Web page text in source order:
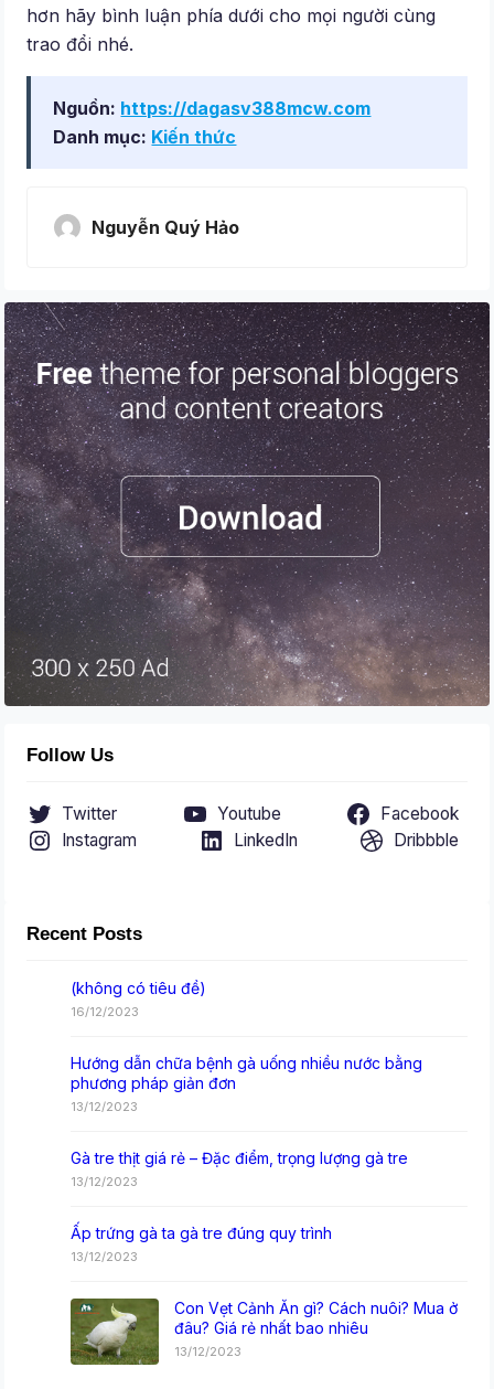
hơn hãy bình luận phía dưới cho mọi người cùng
trao đổi nhé.
Nguồn: https://dagasv388mcw.com
Danh mục: Kiến thức
Nguyễn Quý Hảo
Follow Us
Twitter Youtube
Facebook
Instagram
LinkedIn Dribbble
Recent Posts
(không có tiêu đề)
16/12/2023
Hướng dẫn chữa bệnh gà uống nhiều nước bằng
phương pháp giản đơn
13/12/2023
Gà tre thịt giá rẻ – Đặc điểm, trọng lượng gà tre
13/12/2023
Ấp trứng gà ta gà tre đúng quy trình
13/12/2023
Con Vẹt Cảnh Ăn gì? Cách nuôi? Mua ở
đâu? Giá rẻ nhất bao nhiêu
13/12/2023